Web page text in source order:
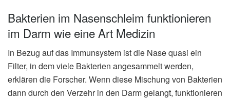
Bakterien im Nasenschleim funktionieren
im Darm wie eine Art Medizin
In Bezug auf das Immunsystem ist die Nase quasi ein
Filter, in dem viele Bakterien angesammelt werden,
erklären die Forscher. Wenn diese Mischung von Bakterien
dann durch den Verzehr in den Darm gelangt, funktionieren